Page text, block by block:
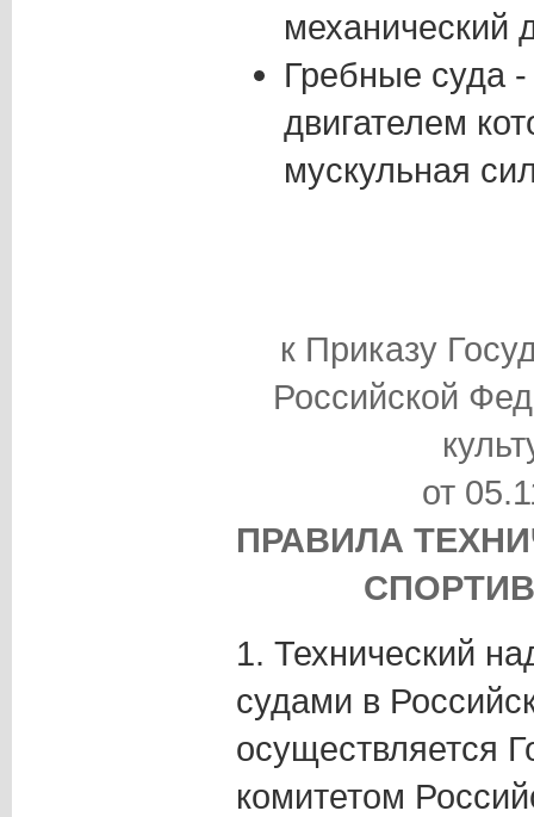
механический
Гребные суда
двигателем
мускульная
к Приказу
Российской
от
ПРАВИЛА
1. Технический
судами в
осуществляется
комитетом